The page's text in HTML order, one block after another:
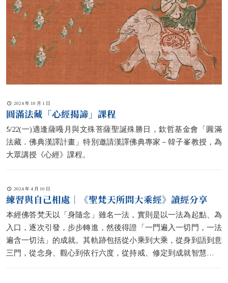
2024 年 10 月 1 日
圓滿法藏「心經揭諦」課程
5/22(一)適逢薩嘠月與文殊菩薩聖誕殊勝日，欽哲基金會「圓滿
法藏．佛典漢譯計畫」特別邀請漢譯佛典專家－韓子峯教授，為
大眾講授《心經》課程。
2024 年 4 月 10 日
練習與自己相處｜《聖梵天所問大乘經》讀經分享
本經佛答梵天以「身隨念」雖名一法，實則是以一法為起點、為
入口，逐次引發，步步轉進，然後得證「一門遍入一切門，一法
遍含一切法」的成就。其軌跡包括從小乘到大乘，從身到語到意
三門，從念身、觀心到依行六度，從持戒、修定到成就智慧，皆